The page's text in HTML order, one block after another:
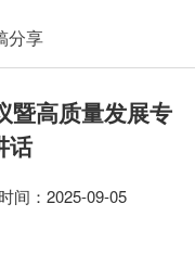
分享
暨高质量发展专
话
间： 2025-09-05